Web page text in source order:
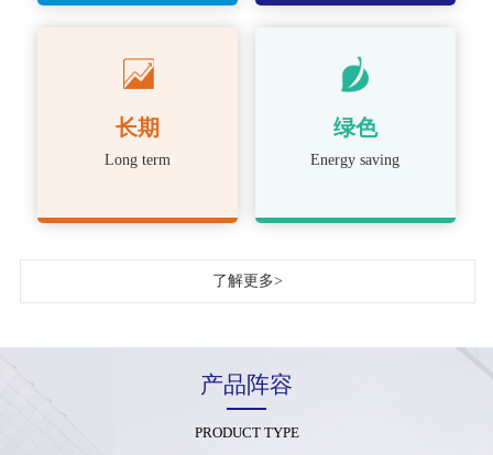
长期
Long term
绿色
Energy saving
了解更多>
产品阵容
PRODUCT TYPE